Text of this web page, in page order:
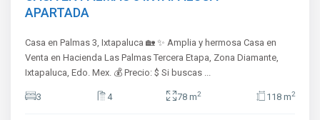
APARTADA
Casa en Palmas 3, Ixtapaluca 🏡 ✨ Amplia y hermosa Casa en
Venta en Hacienda Las Palmas Tercera Etapa, Zona Diamante,
Ixtapaluca, Edo. Mex. 💰 Precio: $ Si buscas ...
3 4 78 m2 118 m2